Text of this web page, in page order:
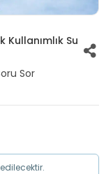
Kullanımlık Su
Sor